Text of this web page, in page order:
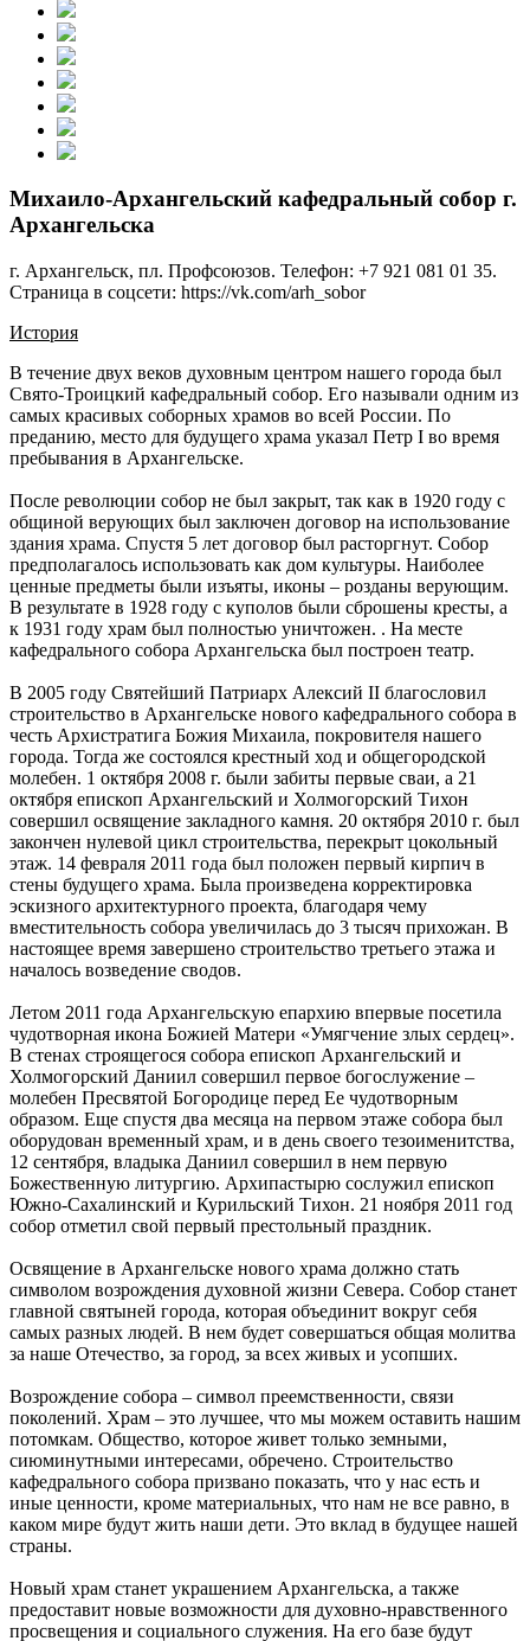
Михаило-Архангельский кафедральный собор г.
Архангельска
г. Архангельск, пл. Профсоюзов. Телефон: +7 921 081 01 35.
Страница в соцсети: https://vk.com/arh_sobor
История
В течение двух веков духовным центром нашего города был
Свято-Троицкий кафедральный собор. Его называли одним из
самых красивых соборных храмов во всей России. По
преданию, место для будущего храма указал Петр I во время
пребывания в Архангельске.
После революции собор не был закрыт, так как в 1920 году с
общиной верующих был заключен договор на использование
здания храма. Спустя 5 лет договор был расторгнут. Собор
предполагалось использовать как дом культуры. Наиболее
ценные предметы были изъяты, иконы – розданы верующим.
В результате в 1928 году с куполов были сброшены кресты, а
к 1931 году храм был полностью уничтожен. . На месте
кафедрального собора Архангельска был построен театр.
В 2005 году Святейший Патриарх Алексий II благословил
строительство в Архангельске нового кафедрального собора в
честь Архистратига Божия Михаила, покровителя нашего
города. Тогда же состоялся крестный ход и общегородской
молебен. 1 октября 2008 г. были забиты первые сваи, а 21
октября епископ Архангельский и Холмогорский Тихон
совершил освящение закладного камня. 20 октября 2010 г. был
закончен нулевой цикл строительства, перекрыт цокольный
этаж. 14 февраля 2011 года был положен первый кирпич в
стены будущего храма. Была произведена корректировка
эскизного архитектурного проекта, благодаря чему
вместительность собора увеличилась до 3 тысяч прихожан. В
настоящее время завершено строительство третьего этажа и
началось возведение сводов.
Летом 2011 года Архангельскую епархию впервые посетила
чудотворная икона Божией Матери «Умягчение злых сердец».
В стенах строящегося собора епископ Архангельский и
Холмогорский Даниил совершил первое богослужение –
молебен Пресвятой Богородице перед Ее чудотворным
образом. Еще спустя два месяца на первом этаже собора был
оборудован временный храм, и в день своего тезоименитства,
12 сентября, владыка Даниил совершил в нем первую
Божественную литургию. Архипастырю сослужил епископ
Южно-Сахалинский и Курильский Тихон. 21 ноября 2011 год
собор отметил свой первый престольный праздник.
Освящение в Архангельске нового храма должно стать
символом возрождения духовной жизни Севера. Собор станет
главной святыней города, которая объединит вокруг себя
самых разных людей. В нем будет совершаться общая молитва
за наше Отечество, за город, за всех живых и усопших.
Возрождение собора – символ преемственности, связи
поколений. Храм – это лучшее, что мы можем оставить нашим
потомкам. Общество, которое живет только земными,
сиюминутными интересами, обречено. Строительство
кафедрального собора призвано показать, что у нас есть и
иные ценности, кроме материальных, что нам не все равно, в
каком мире будут жить наши дети. Это вклад в будущее нашей
страны.
Новый храм станет украшением Архангельска, а также
предоставит новые возможности для духовно-нравственного
просвещения и социального служения. На его базе будут